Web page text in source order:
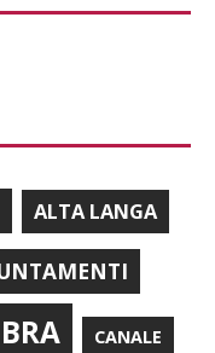
ALTA LANGA
BRA CANALE